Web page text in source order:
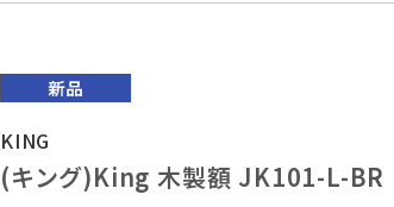
KING
(キング)King 木製額 JK101-L-BR